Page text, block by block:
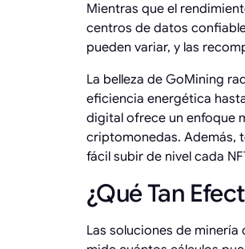
Mientras que el
centros de datos
pueden variar, y las
La belleza de GoMining
eficiencia energética
digital ofrece un enfoque
criptomonedas. Además,
fácil subir de nivel cada
¿Qué Tan
Las soluciones de